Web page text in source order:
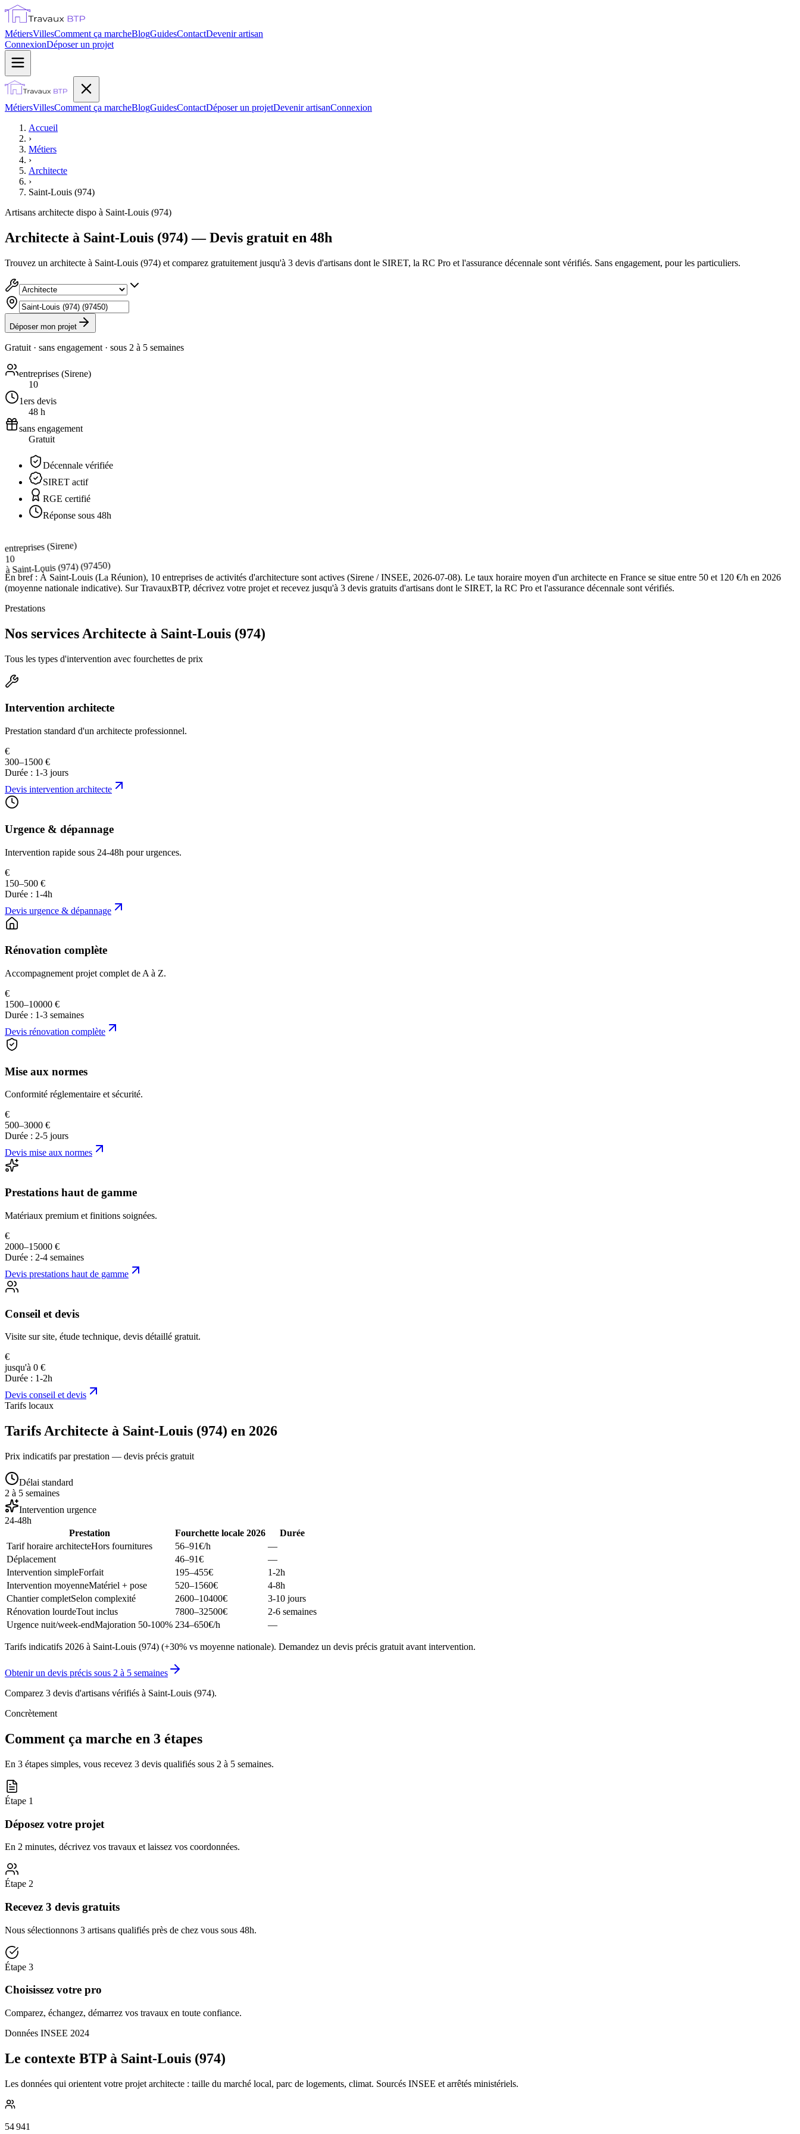
MétiersVillesComment ça marcheBlogGuidesContactDevenir artisan
ConnexionDéposer un projet
MétiersVillesComment ça marcheBlogGuidesContactDéposer un projetDevenir artisanConnexion
Accueil
›
Métiers
›
Architecte
›
Saint-Louis (974)
Artisans architecte dispo à Saint-Louis (974)
Architecte à Saint-Louis (974) — Devis gratuit en 48h
Trouvez un architecte à Saint-Louis (974) et comparez gratuitement jusqu'à 3 devis d'artisans dont le SIRET, la RC Pro et l'assurance décennale sont vérifiés. Sans engagement, pour les particuliers.
Déposer mon projet
Gratuit · sans engagement · sous 2 à 5 semaines
entreprises (Sirene)
10
1ers devis
48 h
sans engagement
Gratuit
Décennale vérifiée
SIRET actif
RGE certifié
Réponse sous 48h
entreprises (Sirene)
10
à Saint-Louis (974)(97450)
En bref : À Saint-Louis (La Réunion), 10 entreprises de activités d'architecture sont actives (Sirene / INSEE, 2026-07-08). Le taux horaire moyen d'un architecte en France se situe entre 50 et 120 €/h en 2026
(moyenne nationale indicative). Sur TravauxBTP, décrivez votre projet et recevez jusqu'à 3 devis gratuits d'artisans dont le SIRET, la RC Pro et l'assurance décennale sont vérifiés.
Prestations
Nos services Architecte à Saint-Louis (974)
Tous les types d'intervention avec fourchettes de prix
Intervention architecte
Prestation standard d'un architecte professionnel.
€
300–1500 €
Durée : 1-3 jours
Devis intervention architecte
Urgence & dépannage
Intervention rapide sous 24-48h pour urgences.
€
150–500 €
Durée : 1-4h
Devis urgence & dépannage
Rénovation complète
Accompagnement projet complet de A à Z.
€
1500–10000 €
Durée : 1-3 semaines
Devis rénovation complète
Mise aux normes
Conformité réglementaire et sécurité.
€
500–3000 €
Durée : 2-5 jours
Devis mise aux normes
Prestations haut de gamme
Matériaux premium et finitions soignées.
€
2000–15000 €
Durée : 2-4 semaines
Devis prestations haut de gamme
Conseil et devis
Visite sur site, étude technique, devis détaillé gratuit.
€
jusqu'à 0 €
Durée : 1-2h
Devis conseil et devis
Tarifs locaux
Tarifs Architecte à Saint-Louis (974) en 2026
Prix indicatifs par prestation — devis précis gratuit
Délai standard
2 à 5 semaines
Intervention urgence
24-48h
Prestation
Fourchette locale 2026
Durée
Tarif horaire architecteHors fournitures 56–91€/h
—
Déplacement
46–91€
—
Intervention simpleForfait 195–455€
1-2h
Intervention moyenneMatériel + pose 520–1560€
4-8h
Chantier completSelon complexité 2600–10400€
3-10 jours
Rénovation lourdeTout inclus 7800–32500€
2-6 semaines
Urgence nuit/week-endMajoration 50-100% 234–650€/h —
Tarifs indicatifs 2026 à Saint-Louis (974) (+30% vs moyenne nationale). Demandez un devis précis gratuit avant intervention.
Obtenir un devis précis sous 2 à 5 semaines
Comparez 3 devis d'artisans vérifiés à Saint-Louis (974).
Concrètement
Comment ça marche en 3 étapes
En 3 étapes simples, vous recevez 3 devis qualifiés sous 2 à 5 semaines.
Étape 1
Déposez votre projet
En 2 minutes, décrivez vos travaux et laissez vos coordonnées.
Étape 2
Recevez 3 devis gratuits
Nous sélectionnons 3 artisans qualifiés près de chez vous sous 48h.
Étape 3
Choisissez votre pro
Comparez, échangez, démarrez vos travaux en toute confiance.
Données INSEE 2024
Le contexte BTP à Saint-Louis (974)
Les données qui orientent votre projet architecte : taille du marché local, parc de logements, climat. Sourcés INSEE et arrêtés ministériels.
54 941